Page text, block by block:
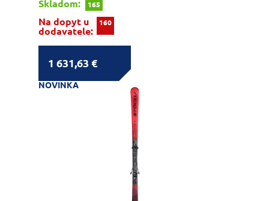
Skladom:
165
Na dopyt u
dodavatele:
160
1 631,63 €
NOVINKA